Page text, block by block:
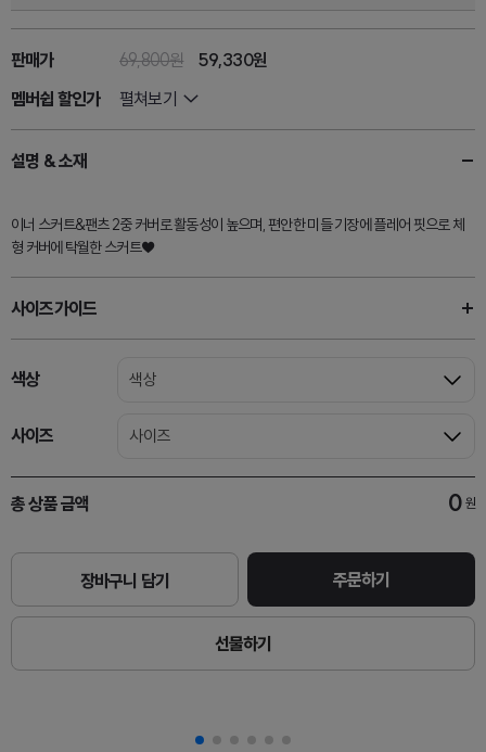
판매가 69,800원 59,330원
멤버쉽 할인가
펼쳐보기
설명 & 소재
이너 스커트&팬츠 2중 커버로 활동성이 높으며, 편안한 미들 기장에 플레어 핏으로 체
형 커버에 탁월한 스커트♥
사이즈가이드
색상 색상
사이즈 사이즈
총 상품 금액 0 원
장바구니 담기 주문하기
선물하기